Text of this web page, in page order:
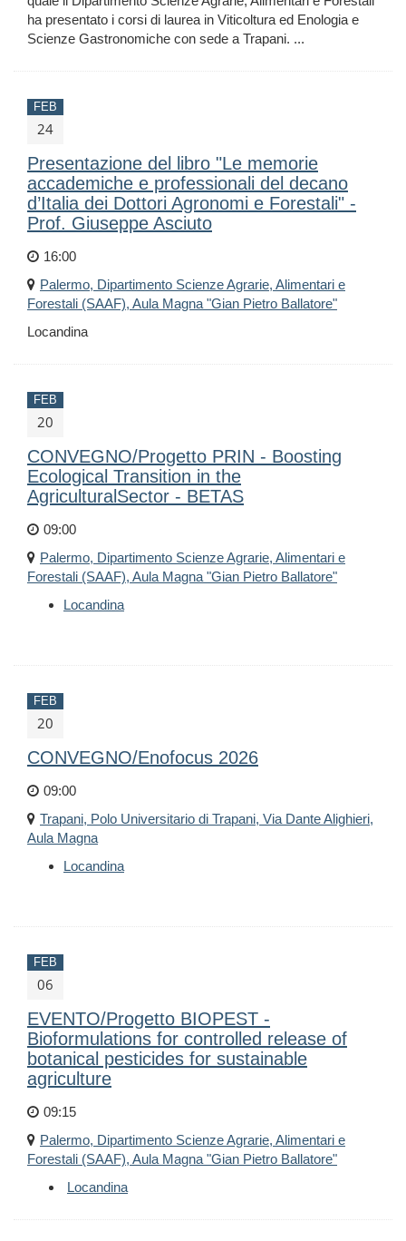
ha presentato i corsi di laurea in Viticoltura ed Enologia e
Scienze Gastronomiche con sede a Trapani. ...
FEB
24
Presentazione del libro "Le memorie
accademiche e professionali del decano
d’Italia dei Dottori Agronomi e Forestali" -
Prof. Giuseppe Asciuto
16:00
Palermo, Dipartimento Scienze Agrarie, Alimentari e
Forestali (SAAF), Aula Magna "Gian Pietro Ballatore"
Locandina
FEB
20
CONVEGNO/Progetto PRIN - Boosting
Ecological Transition in the
AgriculturalSector - BETAS
09:00
Palermo, Dipartimento Scienze Agrarie, Alimentari e
Forestali (SAAF), Aula Magna "Gian Pietro Ballatore"
Locandina
FEB
20
CONVEGNO/Enofocus 2026
09:00
Trapani, Polo Universitario di Trapani, Via Dante Alighieri,
Aula Magna
Locandina
FEB
06
EVENTO/Progetto BIOPEST -
Bioformulations for controlled release of
botanical pesticides for sustainable
agriculture
09:15
Palermo, Dipartimento Scienze Agrarie, Alimentari e
Forestali (SAAF), Aula Magna "Gian Pietro Ballatore"
Locandina